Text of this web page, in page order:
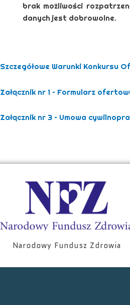
brak możliwości
danych jest dobrowolne.
Szczegółowe Warunki Konkursu
Załącznik nr 1 – Formularz
Załącznik nr 3 – Umowa
Narodowy Fundusz Zdrowia